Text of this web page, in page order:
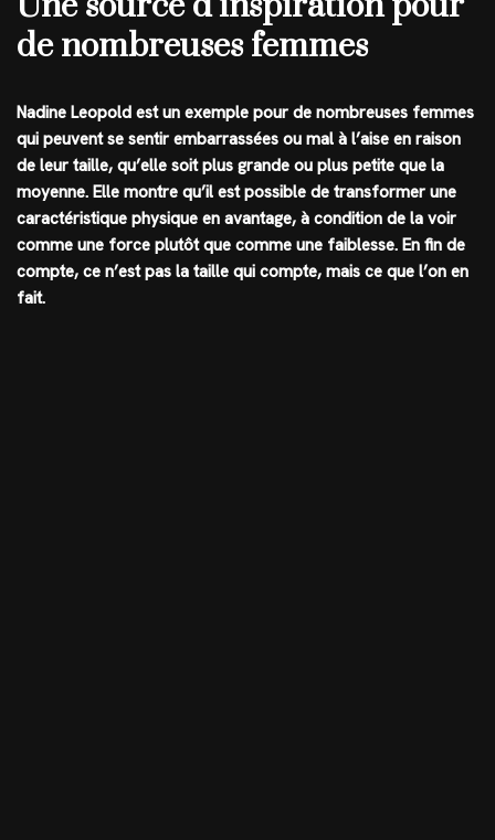
de nombreuses femmes
Nadine Leopold est un exemple pour de nombreuses femmes
qui peuvent se sentir embarrassées ou mal à l’aise en raison
de leur taille, qu’elle soit plus grande ou plus petite que la
moyenne. Elle montre qu’il est possible de transformer une
caractéristique physique en avantage, à condition de la voir
comme une force plutôt que comme une faiblesse. En fin de
compte, ce n’est pas la taille qui compte, mais ce que l’on en
fait.